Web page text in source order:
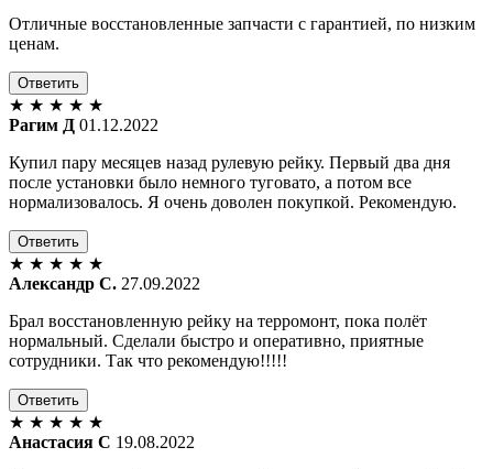
Отличные восстановленные запчасти с гарантией, по низким
ценам.
Ответить
★ ★ ★ ★ ★
Рагим Д 01.12.2022
Купил пару месяцев назад рулевую рейку. Первый два дня
после установки было немного туговато, а потом все
нормализовалось. Я очень доволен покупкой. Рекомендую.
Ответить
★ ★ ★ ★ ★
Александр С. 27.09.2022
Брал восстановленную рейку на терромонт, пока полёт
нормальный. Сделали быстро и оперативно, приятные
сотрудники. Так что рекомендую!!!!!
Ответить
★ ★ ★ ★ ★
Анастасия С 19.08.2022